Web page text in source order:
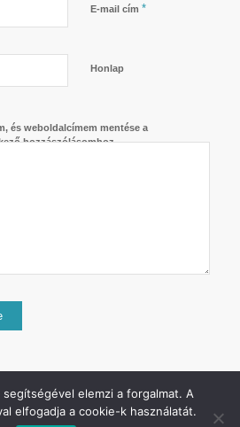
E-mail cím *
Honlap
és weboldalcímem mentése a
hozzászólásomhoz.
- Minden jog fenntartva.
elemzi a forgalmat. A
elfogadja a cookie-k használatát.